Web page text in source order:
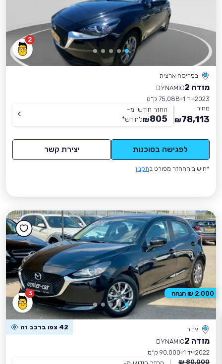
2
בפריסה ארצית
מזדה 2
DYNAMIC
2023 יד 1
75,088 ק״מ
מחיר
78,113
₪
החזר חודשי מ-
805
₪לחודש*
לפגישה בסוכנות יצירת קשר
*חישוב ההחזר מפורט בתקנון
3
אזור 42 צפו ברכב זה
מזדה 2
DYNAMIC
2022 יד 1
90,000 ק״מ
80,000 ₪
2,000 ₪ הנחה